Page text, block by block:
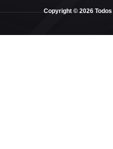
Copyright © 2026